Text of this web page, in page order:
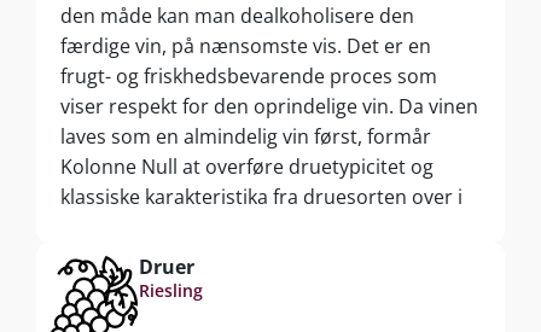
den måde kan man dealkoholisere den
færdige vin, på nænsomste vis. Det er en
frugt- og friskhedsbevarende proces som
viser respekt for den oprindelige vin. Da vinen
laves som en almindelig vin først, formår
Kolonne Null at overføre druetypicitet og
klassiske karakteristika fra druesorten over i
kvalitetsalkohol, som adskilles i processen,
bliver brugt til at lave andre former for
alkohol såsom gin eller færdiglavede cocktails.
Druer
Riesling